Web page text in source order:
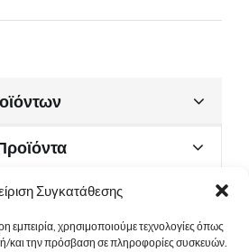
Συγκατάθεσης
εμπειρία, χρησιμοποιούμε τεχνολογίες όπως
και την πρόσβαση σε πληροφορίες συσκευών.